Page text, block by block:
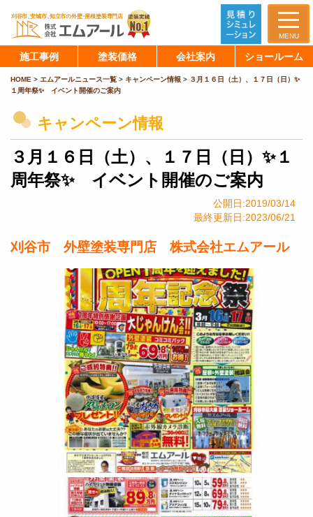
MENU
施工事例 塗装価格 会社案内 ショールーム
HOME > エムアールニュース一覧 > キャンペーン情報 > ３月１６日（土）、１７日（日）✨
１周年祭✨ イベント開催のご案内
キャンペーン情報
３月１６日（土）、１７日（日）✨１
周年祭✨ イベント開催のご案内
公開日:2019/03/14
最終更新日:2023/06/21
刈谷市 外壁塗装専門店 株式会社エムアール